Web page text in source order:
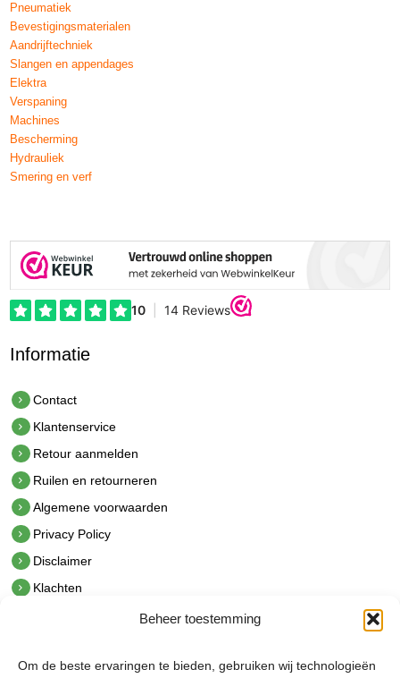
Beheer toestemming
Om de beste ervaringen te bieden, gebruiken wij technologieën
Pneumatiek
Bevestigingsmaterialen
Aandrijftechniek
Slangen en appendages
Elektra
Verspaning
Machines
Bescherming
Hydrauliek
Smering en verf
Informatie
Contact
Klantenservice
Retour aanmelden
Ruilen en retourneren
Algemene voorwaarden
Privacy Policy
Disclaimer
Klachten
hetindustriehuis B.V.